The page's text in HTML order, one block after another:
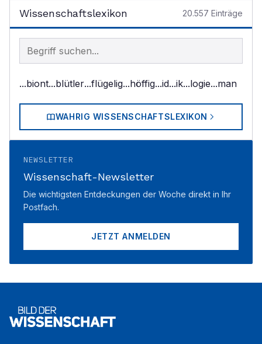
Wissenschaftslexikon 20.557 Einträge
Begriff im Lexikon suchen
...biont...blütler...flügelig...höffig...id...ik...logie...man
WAHRIG WISSENSCHAFTSLEXIKON
NEWSLETTER
Wissenschaft-Newsletter
Die wichtigsten Entdeckungen der Woche direkt in Ihr
Postfach.
JETZT ANMELDEN